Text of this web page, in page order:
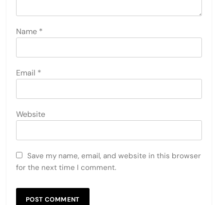
Name *
Email *
Website
Save my name, email, and website in this browser
for the next time I comment.